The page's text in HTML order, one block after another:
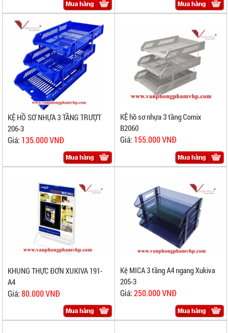
KỆ HỒ SƠ NHỰA 3 TẦNG TRƯỢT
206-3
Giá: 135.000 VNĐ
KỆ hồ sơ nhựa 3 tầng Comix
B2060
Giá: 155.000 VNĐ
KHUNG THỰC ĐƠN XUKIVA 191-
A4
Giá:80.000 VNĐ
Kệ MICA 3 tầng A4 ngang Xukiva
205-3
Giá:250.000 VNĐ